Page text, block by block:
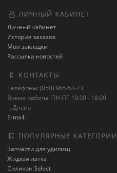
ЛИЧНЫЙ КАБИНЕТ
Личный кабинет
История заказов
Мои закладки
Рассылка новостей
КОНТАКТЫ
Телефоны: (050) 965-53-73
Время работы: ПН-ПТ 10:00 - 18:00
г. Днепр
E-mail:
ПОПУЛЯРНЫЕ КАТЕГОРИИ
Запчасти для удилищ
Жидкая латка
Силикон Select